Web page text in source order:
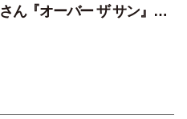
さん『オーバー ザ サン』の